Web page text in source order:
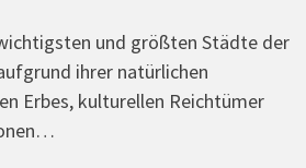
und größten Städte der
ihrer natürlichen
Erbes, kulturellen Reichtümer